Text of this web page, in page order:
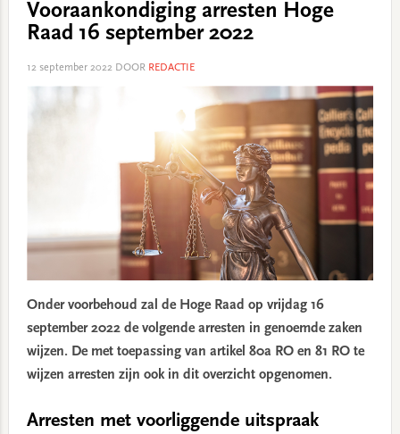
Vooraankondiging arresten Hoge
Raad 16 september 2022
12 september 2022DOOR REDACTIE
Onder voorbehoud zal de Hoge Raad op vrijdag 16
september 2022 de volgende arresten in genoemde zaken
wijzen. De met toepassing van artikel 80a RO en 81 RO te
wijzen arresten zijn ook in dit overzicht opgenomen.
Arresten met voorliggende uitspraak